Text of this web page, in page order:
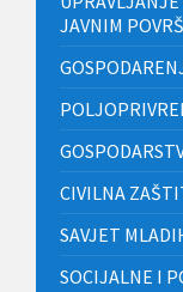
JAVNIM
CIVILNA
SAVJET
SOCIJALNE I